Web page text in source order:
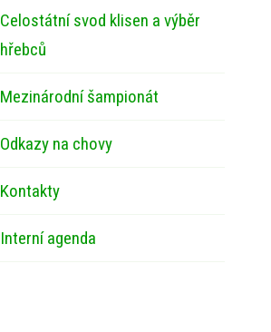
Celostátní svod klisen a výběr
hřebců
Mezinárodní šampionát
Odkazy na chovy
Kontakty
Interní agenda